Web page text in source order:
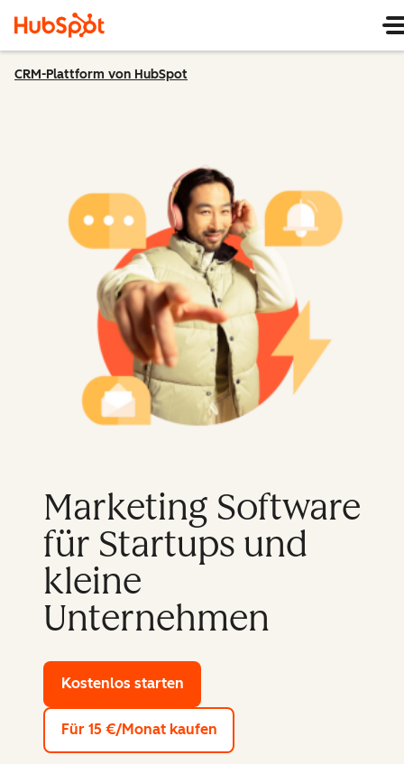
CRM-Plattform von HubSpot
Marketing Software
für Startups und
kleine
Unternehmen
Kostenlos starten
Für 15 €/Monat kaufen